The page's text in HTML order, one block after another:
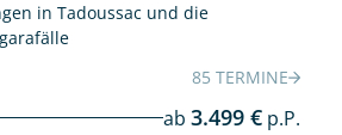
in Tadoussac und die
85 TERMINE
ab 3.499 € p.P.